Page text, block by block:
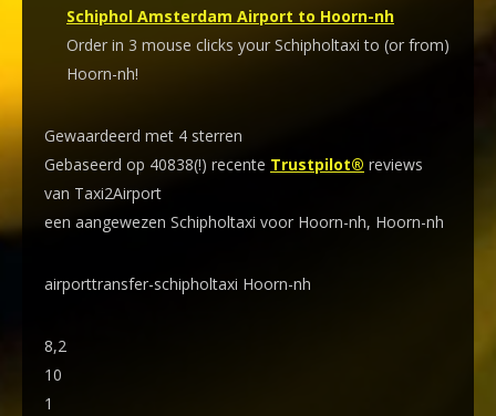
Schiphol Amsterdam Airport to Hoorn-nh
Order in 3 mouse clicks your Schipholtaxi to (or from)
Hoorn-nh!
Gewaardeerd met 4 sterren
Gebaseerd op 40838(!) recente Trustpilot® reviews
van Taxi2Airport
een aangewezen Schipholtaxi voor Hoorn-nh, Hoorn-nh
airporttransfer-schipholtaxi Hoorn-nh
8,2
10
1